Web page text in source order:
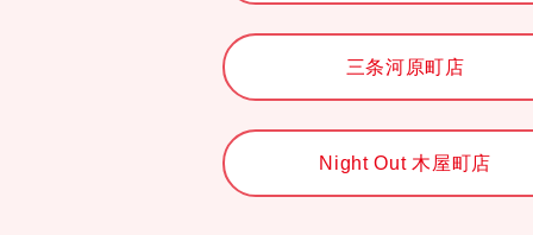
三条河原町店
Night Out 木屋町店